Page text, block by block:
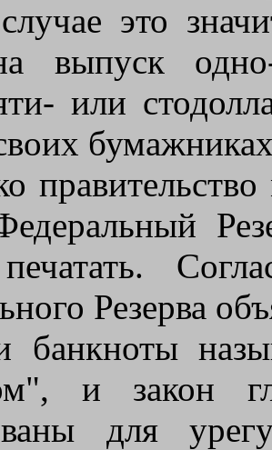
это
выпуск
или
Резерва
и закон
для